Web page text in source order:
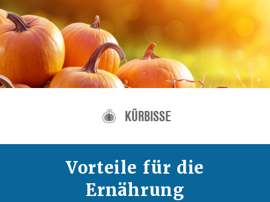
KÜRBISSE
Vorteile für die
Ernährung